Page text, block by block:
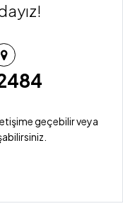
geçebilir veya